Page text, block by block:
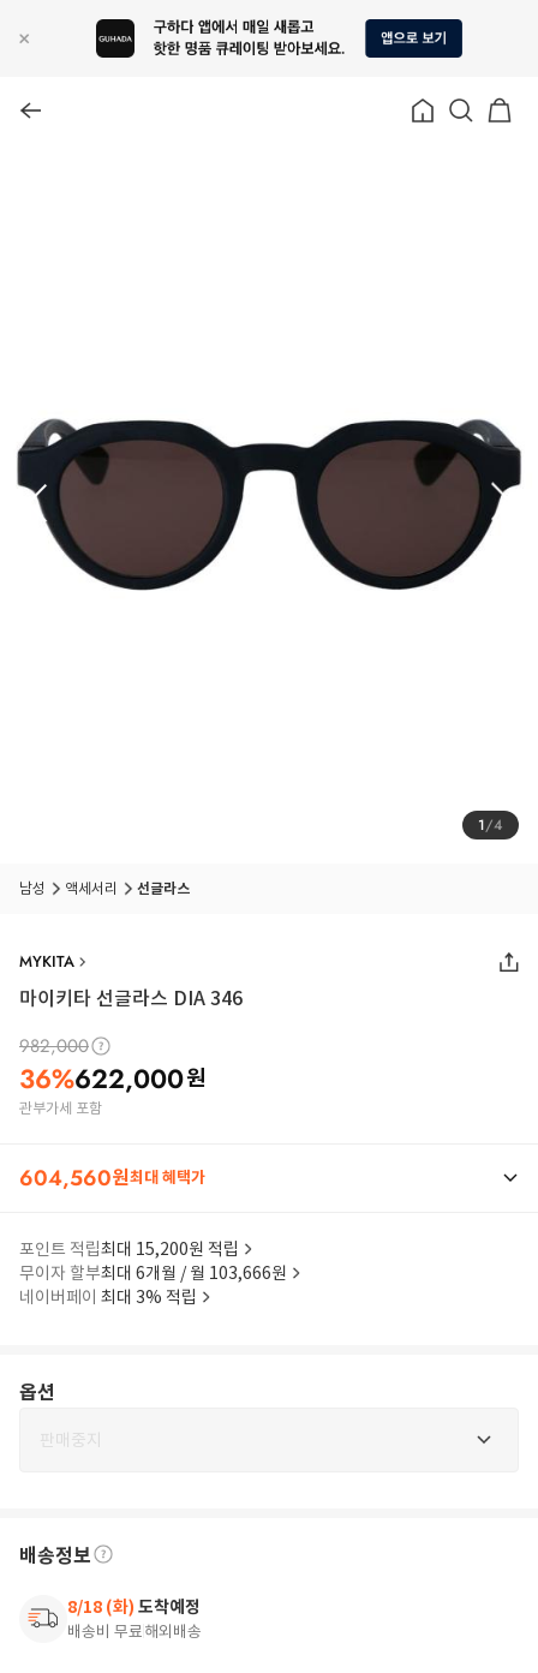
1/4
남성 액세서리 선글라스
MYKITA
마이키타 선글라스 DIA 346
982,000
36%622,000원
관부가세 포함
604,560원최대 혜택가
포인트 적립최대 15,200원 적립
무이자 할부최대 6개월 / 월 103,666원
네이버페이 최대 3% 적립
옵션
판매중지
배송정보
8/18 (화) 도착예정
배송비 무료해외배송